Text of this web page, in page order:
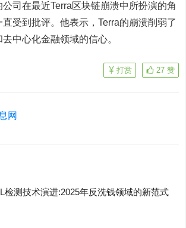
在最近Terra区块链崩溃中所扮演的角
受到批评。他表示，Terra的崩溃削弱了
中心化金融领域的信心。
27 赞
打赏
网
检测技术演进:2025年反洗钱领域的新范式